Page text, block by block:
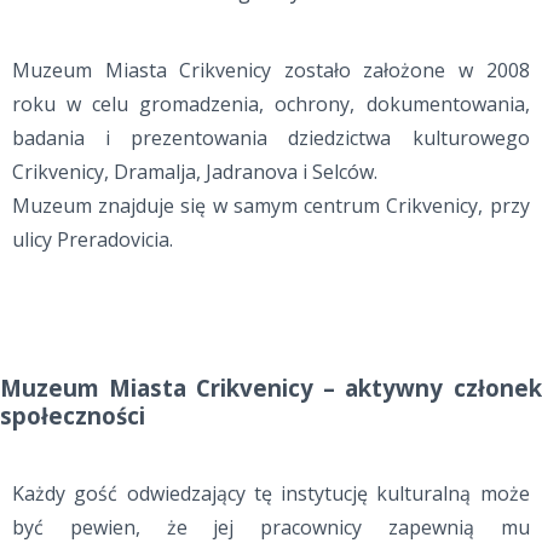
Muzeum Miasta Crikvenicy zostało założone w 2008
roku w celu gromadzenia, ochrony, dokumentowania,
badania i prezentowania dziedzictwa kulturowego
Crikvenicy, Dramalja, Jadranova i Selców.
Muzeum znajduje się w samym centrum Crikvenicy, przy
ulicy Preradovicia.
Muzeum Miasta Crikvenicy – aktywny członek
społeczności
Każdy gość odwiedzający tę instytucję kulturalną może
być pewien, że jej pracownicy zapewnią mu